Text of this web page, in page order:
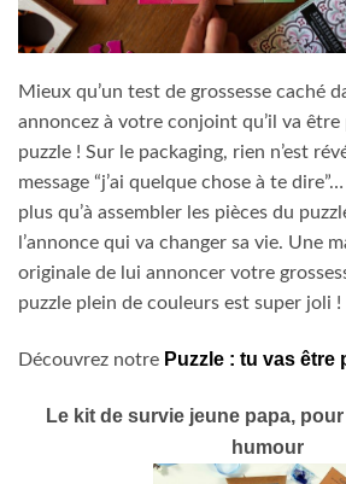
Mieux qu’un test de grossesse caché
annoncez à votre conjoint qu’il va être
puzzle ! Sur le packaging, rien n’est
message “j’ai quelque chose à te
plus qu’à assembler les pièces du
l’annonce qui va changer sa vie. Une
originale de lui annoncer votre
puzzle plein de couleurs est super joli !
Découvrez notre Puzzle : tu vas être
Le kit de survie jeune papa,
humour